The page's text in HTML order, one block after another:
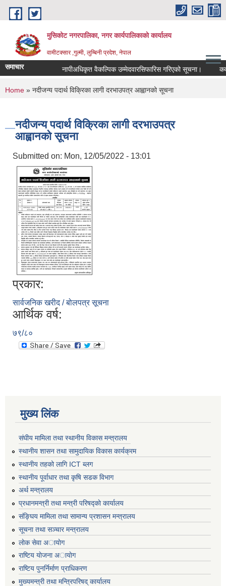
Skip to main content
मुसिकोट नगरपालिका, नगर कार्यपालिकाकाे कार्यालय
वामीटक्सार ,गुल्मी, लुम्बिनी प्रदेश, नेपाल
समाचार नापीअधिकृत वैकल्पिक उम्मेदवारसिफारिस गरिएको सूचना।
You are here
Home » नदीजन्य पदार्थ विक्रिका लागी दरभाउपत्र आह्वानको सूचना
नदीजन्य पदार्थ विक्रिका लागी दरभाउपत्र
आह्वानको सूचना
Submitted on: Mon, 12/05/2022 - 13:01
प्रकार:
सार्वजनिक खरीद / बोलपत्र सूचना
आर्थिक वर्ष:
७९/८०
मुख्य लिंक
संघीय मामिला तथा स्थानीय विकास मन्त्रालय
स्थानीय शासन तथा सामुदायिक विकास कार्यक्रम
स्थानीय तहको लागि ICT ब्लग
स्थानीय पूर्वाधार तथा कृषि सडक विभाग
अर्थ मन्त्रालय
प्रधानमन्त्री तथा मन्त्री परिषद्काे कार्यालय
संङ्घिय मामिला तथा सामान्य प्रशासन मन्त्रालय
सूचना तथा सञ्चार मन्त्रालय
लाेक सेवा अायाेग
राष्टिय याेजना अायाेग
राष्टिय पुनर्निर्माण प्राधिकरण
मुख्यमन्त्री तथा मन्त्रिपरिषद् कार्यालय